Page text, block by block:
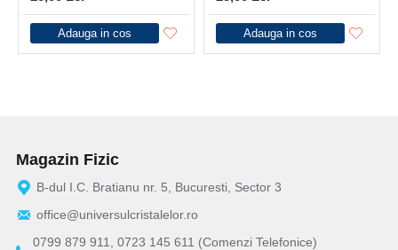
Adauga in cos Adauga in cos
Magazin Fizic
B-dul I.C. Bratianu nr. 5, Bucuresti, Sector 3
office@universulcristalelor.ro
0799 879 911, 0723 145 611 (Comenzi Telefonice)